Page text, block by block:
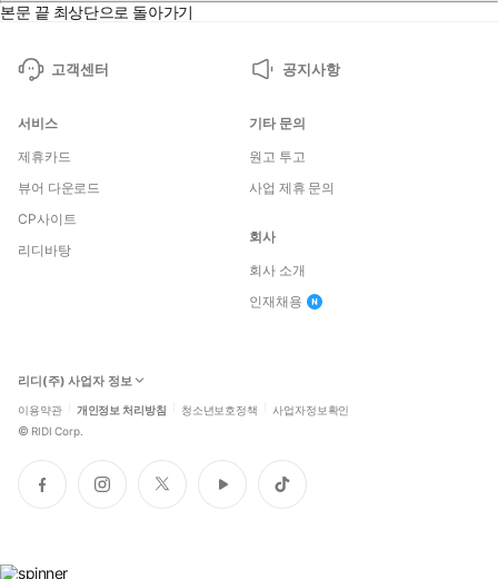
본문 끝 최상단으로 돌아가기
고객센터 공지사항
서비스
제휴카드
뷰어 다운로드
CP사이트
리디바탕
기타 문의
원고 투고
사업 제휴 문의
회사
회사 소개
인재채용
리디(주) 사업자 정보
이용약관 개인정보 처리방침 청소년보호정책 사업자정보확인
© RIDI Corp.
페
이
인
스
트
위
유
튜
틱
톡